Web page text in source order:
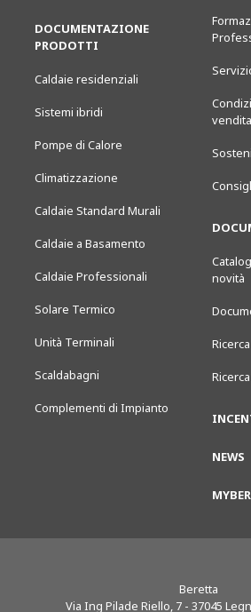
DOCUMENTAZIONE
PRODOTTI
Caldaie residenziali
Sistemi ibridi
Pompe di Calore
Climatizzazione
Caldaie Standard Murali
Caldaie a Basamento
Caldaie Professionali
Solare Termico
Unità Terminali
Scaldabagni
Complementi di Impianto
vendita
novità
NEWS
Beretta
Via Ing Pilade Riello, 7 - 37045